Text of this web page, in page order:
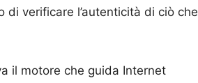
verificare l’autenticità di ciò che
il motore che guida Internet